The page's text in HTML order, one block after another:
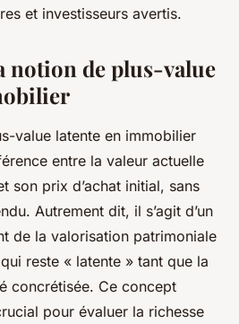
et investisseurs avertis.
notion de plus-value
value latente en immobilier
entre la valeur actuelle
son prix d’achat initial, sans
Autrement dit, il s’agit d’un
de la valorisation patrimoniale
reste « latente » tant que la
concrétisée. Ce concept
pour évaluer la richesse